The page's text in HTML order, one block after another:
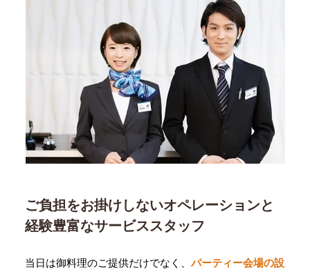
ご負担をお掛けしないオペレーションと
経験豊富なサービススタッフ
当日は御料理のご提供だけでなく、パーティー会場の設